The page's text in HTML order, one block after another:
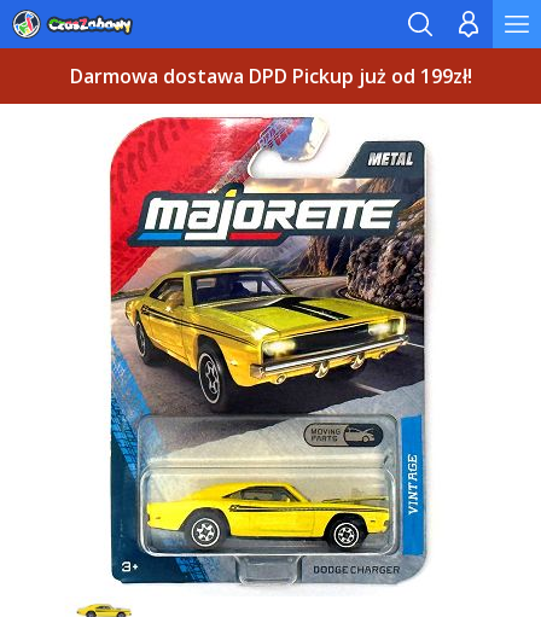
Darmowa dostawa DPD Pickup już od 199zł!